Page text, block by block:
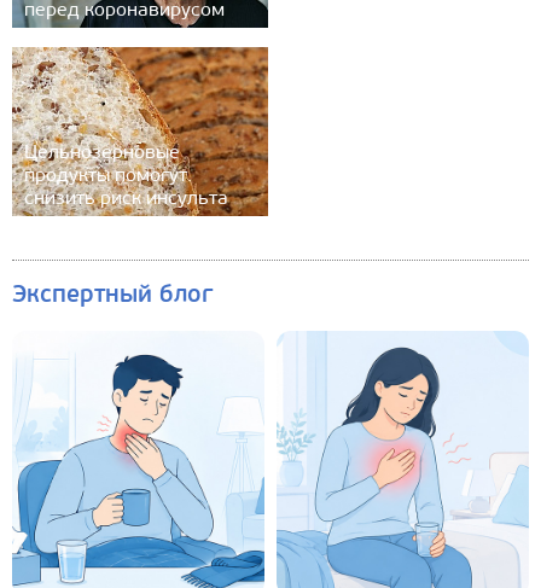
перед коронавирусом
Цельнозерновые
продукты помогут
снизить риск инсульта
Экспертный блог